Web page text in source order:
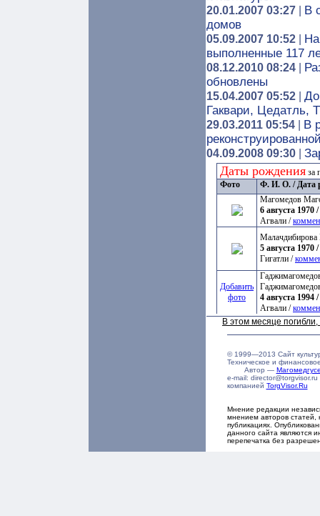
20.01.2007 03:27
В
домов
05.09.2007 10:52
выполненные 117
08.12.2010 08:24
обновлены
15.04.2007 05:52
Гаквари, Цедатль,
29.03.2011 05:54
В
04.09.2008 09:30
Даты рождения за
Фото
Ф. И. О. / Дата
Магомедов
6 августа 1970
Агвали /
5 августа 1970
Гигатли /
Добавить
фото
4 августа 1994
Агвали /
В этом месяце
© 1999—2013 Сайт
Техническое и
Автор —
e-mail:
компанией TorgVisor.Ru
Мнение редакции
мнением авторов статей,
публикациях.
данного сайта являются
перепечатка без